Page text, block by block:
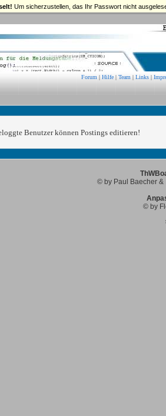
Um sicherzustellen, das Ihr Passwort nicht
Forum | Hilfe | Team | Links |
Benutzer können Postings editieren!
© by Paul Baecher &
© by